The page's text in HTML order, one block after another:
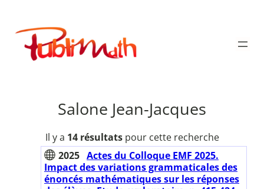
contenu
Publimath
Salone Jean-Jacques
Il y a 14 résultatspour cette recherche
2025 Actes du Colloque EMF 2025.
Impact des variations grammaticales des
énoncés mathématiques sur les réponses